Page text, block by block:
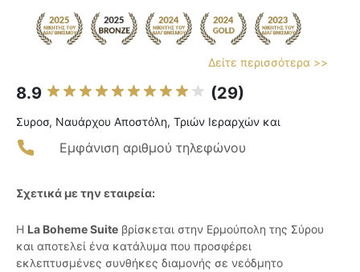
Δείτε περισσότερα >>
8.9 (29)
Συροσ, Ναυάρχου Αποστόλη, Τριών Ιεραρχών και
Εμφάνιση αριθμού τηλεφώνου
Σχετικά με την εταιρεία:
Η La Boheme Suite βρίσκεται στην Ερμούπολη της Σύρου
και αποτελεί ένα κατάλυμα που προσφέρει
εκλεπτυσμένες συνθήκες διαμονής σε νεόδμητο